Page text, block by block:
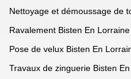
Nettoyage et démoussage de
Ravalement Bisten En
Pose de velux Bisten En
Travaux de zinguerie Bisten